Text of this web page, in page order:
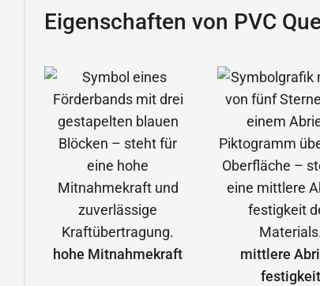
Eigenschaften von PVC
hohe Mitnahmekraft
mittlere
festigkeit